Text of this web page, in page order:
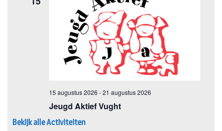
Bekijk alle Activiteiten